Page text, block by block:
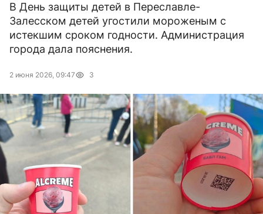
В День защиты детей в Переславле-
Залесском детей угостили мороженым с
истекшим сроком годности. Администрация
города дала пояснения.
2 июня 2026, 09:47 3